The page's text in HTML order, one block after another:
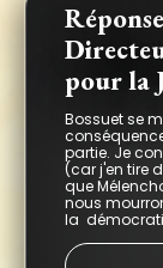
pour la
Bossuet se
partie. Je
(car j'en tire
que
nous
la